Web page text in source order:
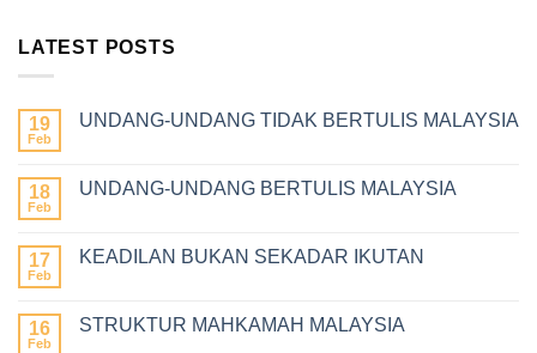
LATEST POSTS
19
Feb
UNDANG-UNDANG TIDAK BERTULIS MALAYSIA
18
Feb
UNDANG-UNDANG BERTULIS MALAYSIA
17
Feb
KEADILAN BUKAN SEKADAR IKUTAN
16
Feb
STRUKTUR MAHKAMAH MALAYSIA